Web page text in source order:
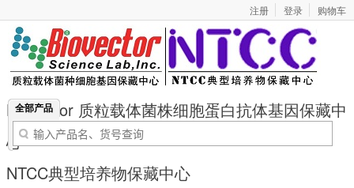
注册 登录 购物车
BioVector 质粒载体菌株细胞蛋白抗体基因保藏中
心
NTCC典型培养物保藏中心
全部产品